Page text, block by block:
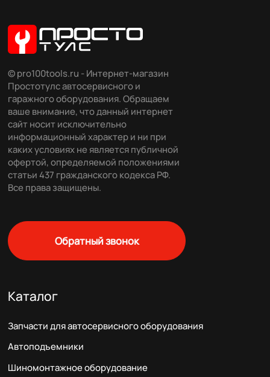
© pro100tools.ru - Интернет-магазин
Простотулс автосервисного и
гаражного оборудования. Обращаем
ваше внимание, что данный интернет
сайт носит исключительно
информационный характер и ни при
каких условиях не является публичной
офертой, определяемой положениями
статьи 437 гражданского кодекса РФ.
Все права защищены.
Обратный звонок
Каталог
Запчасти для автосервисного оборудования
Автоподъемники
Шиномонтажное оборудование